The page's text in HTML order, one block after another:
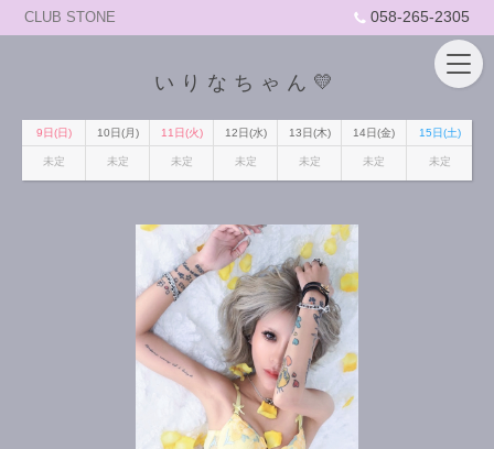
CLUB STONE 058-265-2305
いりなちゃん💛
9日(日) 10日(月) 11日(火) 12日(水) 13日(木) 14日(金) 15日(土)
未定 未定 未定 未定 未定 未定 未定